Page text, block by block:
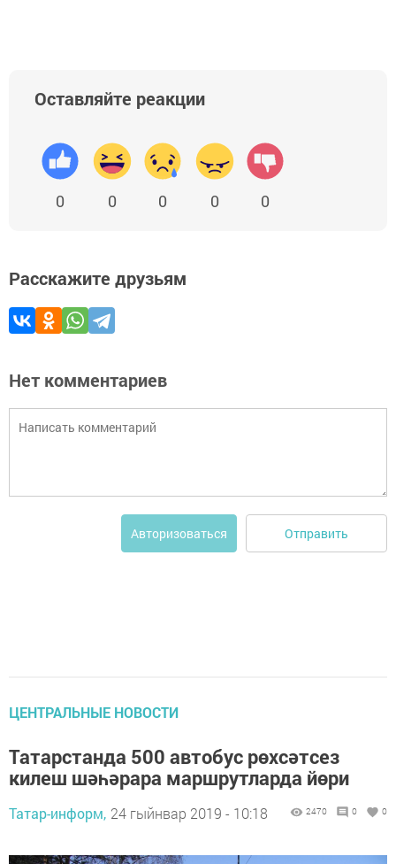
Оставляйте реакции
0 0 0 0 0
Расскажите друзьям
Нет комментариев
Авторизоваться Отправить
ЦЕНТРАЛЬНЫЕ НОВОСТИ
Татарстанда 500 автобус рөхсәтсез
килеш шәһәрара маршрутларда йөри
Татар-информ, 24 гыйнвар 2019 - 10:18 2470 0 0